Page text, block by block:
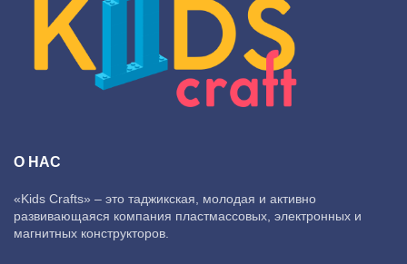
О НАС
«Kids Crafts» – это таджикская, молодая и активно
развивающаяся компания пластмассовых, электронных и
магнитных конструкторов.